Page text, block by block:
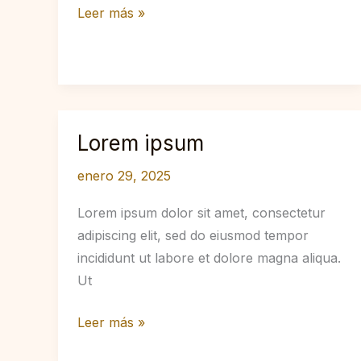
Crafting
title
goes
Leer más »
Lorem ipsum
enero 29, 2025
Lorem ipsum dolor sit amet, consectetur
adipiscing elit, sed do eiusmod tempor
incididunt ut labore et dolore magna aliqua.
Ut
Lorem
Leer más »